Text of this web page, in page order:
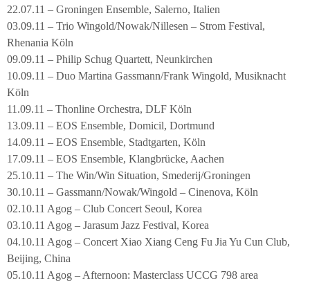
22.07.11 – Groningen Ensemble, Salerno, Italien
03.09.11 – Trio Wingold/Nowak/Nillesen – Strom Festival,
Rhenania Köln
09.09.11 – Philip Schug Quartett, Neunkirchen
10.09.11 – Duo Martina Gassmann/Frank Wingold, Musiknacht
Köln
11.09.11 – Thonline Orchestra, DLF Köln
13.09.11 – EOS Ensemble, Domicil, Dortmund
14.09.11 – EOS Ensemble, Stadtgarten, Köln
17.09.11 – EOS Ensemble, Klangbrücke, Aachen
25.10.11 – The Win/Win Situation, Smederij/Groningen
30.10.11 – Gassmann/Nowak/Wingold – Cinenova, Köln
02.10.11 Agog – Club Concert Seoul, Korea
03.10.11 Agog – Jarasum Jazz Festival, Korea
04.10.11 Agog – Concert Xiao Xiang Ceng Fu Jia Yu Cun Club,
Beijing, China
05.10.11 Agog – Afternoon: Masterclass UCCG 798 area